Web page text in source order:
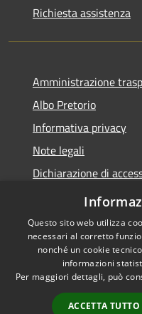
Richiesta assistenza
Amministrazione
Albo Pretorio
Informativa privacy
Note legali
Dichiarazione di
Piano di
Accessibilità
Questo sito web utilizza
necessari al corretto
nonché un cookie
informazioni
Per maggiori dettagli, può
ACCETTA TUTTO